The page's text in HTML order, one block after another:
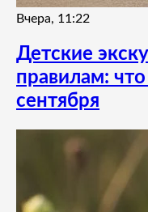
Вчера, 11:22
Детские
правилам:
сентября